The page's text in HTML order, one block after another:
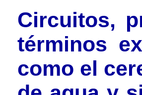
Circuitos,
términos
como el